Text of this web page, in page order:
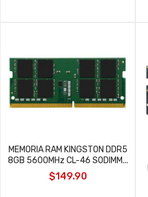
MEMORIA RAM KINGSTON DDR5
8GB 5600MHz CL-46 SODIMM...
$149.90